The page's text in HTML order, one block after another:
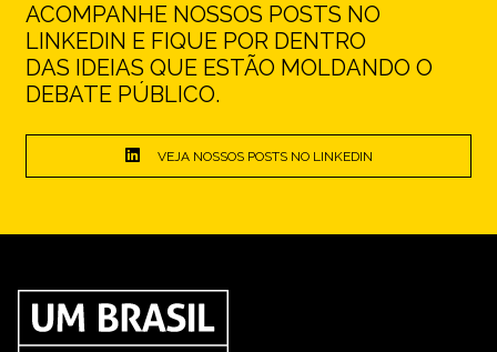
ACOMPANHE NOSSOS POSTS NO
LINKEDIN E FIQUE POR DENTRO
DAS IDEIAS QUE ESTÃO MOLDANDO O
DEBATE PÚBLICO.
VEJA NOSSOS POSTS NO LINKEDIN